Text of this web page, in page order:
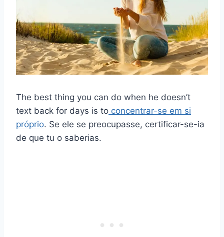
The best thing you can do when he doesn’t
text back for days is to concentrar-se em si
próprio. Se ele se preocupasse, certificar-se-ia
de que tu o saberias.